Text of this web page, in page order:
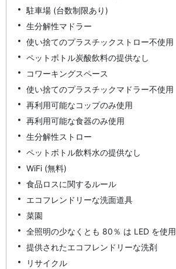
駐車場 (台数制限あり)
生分解性マドラー
使い捨てのプラスチックストロー不使用
ペットボトル炭酸飲料の提供なし
コワーキングスペース
使い捨てのプラスチックマドラー不使用
再利用可能なコップのみ使用
再利用可能な食器のみ使用
生分解性ストロー
ペットボトル飲料水の提供なし
WiFi (無料)
食品ロスに関するルール
エコフレンドリーな洗面道具
菜園
全照明の少なくとも 80％ は LED を使用
提供されたエコフレンドリーな洗剤
リサイクル